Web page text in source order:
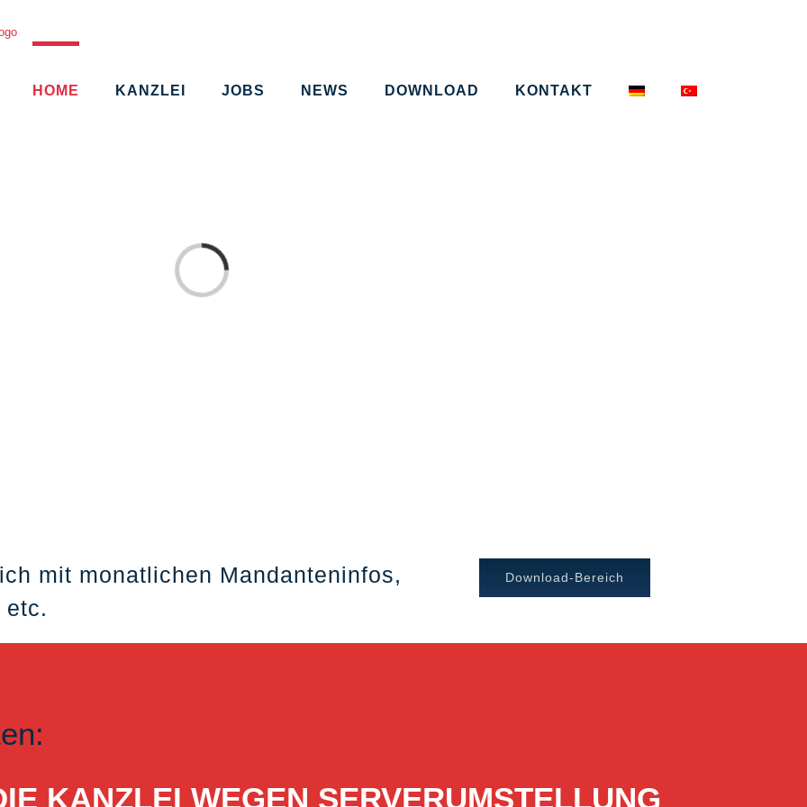
HOME KANZLEI JOBS NEWS DOWNLOAD KONTAKT
Loading...
mit monatlichen Mandanteninfos,
etc.
Download-Bereich
KANZLEI WEGEN SERVERUMSTELLUNG